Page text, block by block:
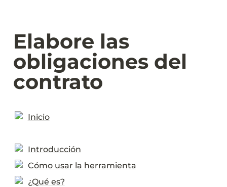
Elabore las
obligaciones del
contrato
Inicio
Introducción
Cómo usar la herramienta
¿Qué es?